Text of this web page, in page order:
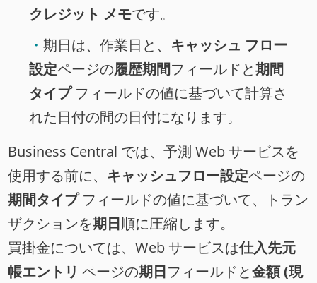
クレジット メモです。
期日は、作業日と、 キャッシュ フロー
設定ページの履歴期間フィールドと期間
タイプフィールドの値に基づいて計算さ
れた日付の間の日付になります。
Business Central では、予測 Web サービスを
使用する前に、 キャッシュフロー設定ページの
期間タイプフィールドの値に基づいて、トラン
ザクションを期日順に圧縮します。
買掛金については、Web サービスは仕入先元
帳エントリ ページの期日フィールドと金額 (現